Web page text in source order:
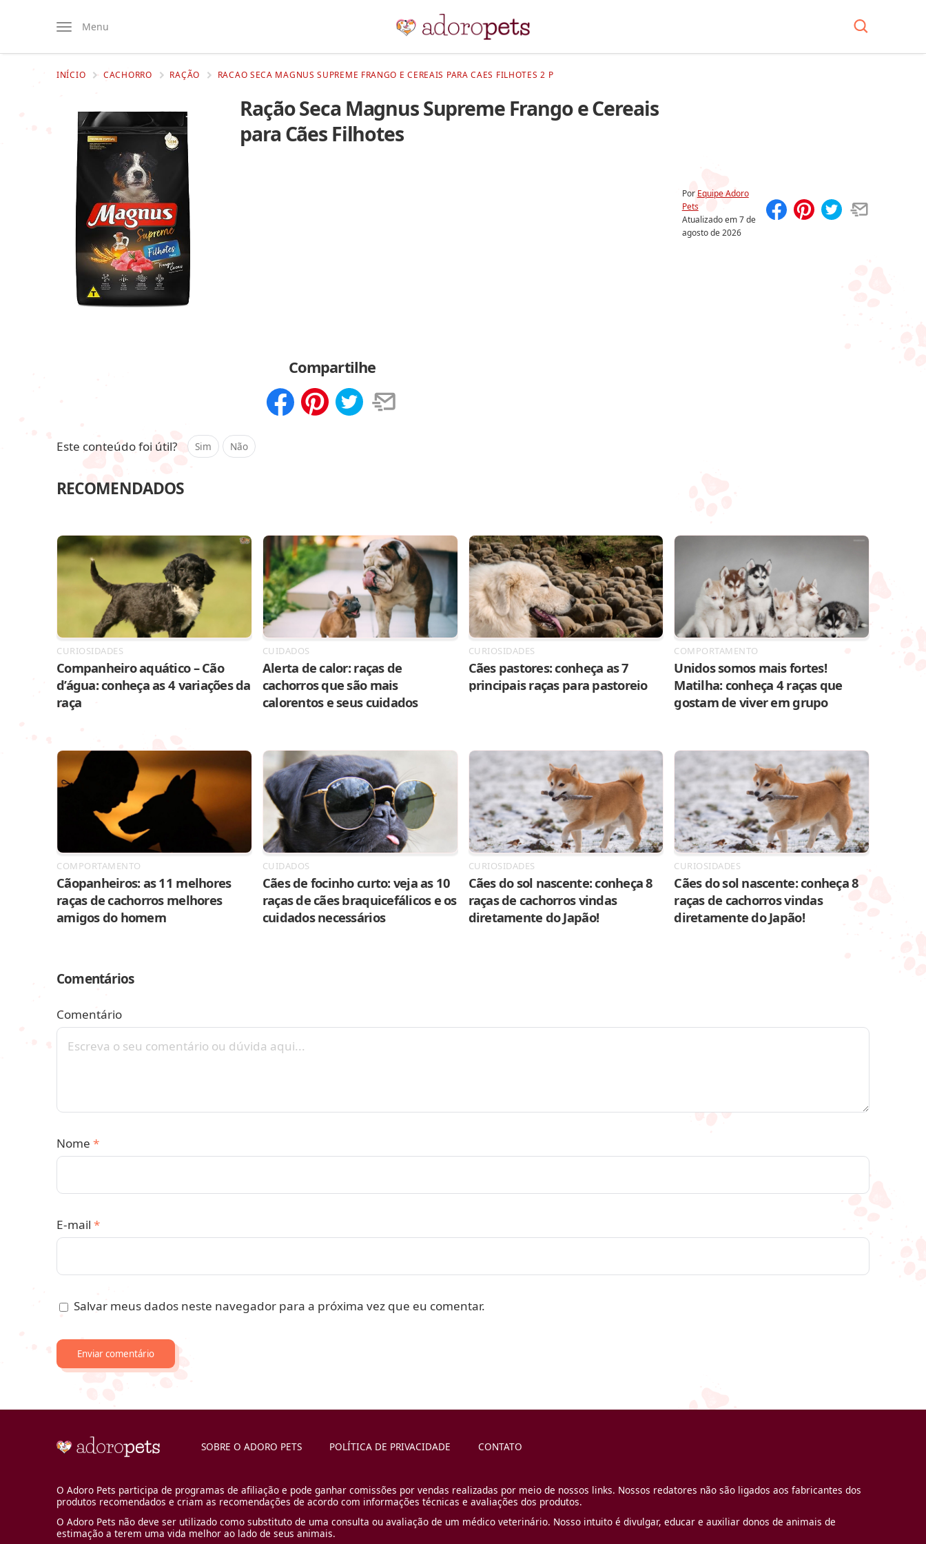
Menu
INÍCIO CACHORRO RAÇÃO RACAO SECA MAGNUS SUPREME FRANGO E CEREAIS PARA CAES FILHOTES 2 P
Ração Seca Magnus Supreme Frango e Cereais
para Cães Filhotes
Por Equipe Adoro
Pets
Atualizado em7 de
agosto de 2026
Compartilhe
Este conteúdo foi útil? Sim Não
RECOMENDADOS
CURIOSIDADES
Companheiro aquático – Cão
d’água: conheça as 4 variações da
raça
CUIDADOS
Alerta de calor: raças de
cachorros que são mais
calorentos e seus cuidados
CURIOSIDADES
Cães pastores: conheça as 7
principais raças para pastoreio
COMPORTAMENTO
Unidos somos mais fortes!
Matilha: conheça 4 raças que
gostam de viver em grupo
COMPORTAMENTO
Cãopanheiros: as 11 melhores
raças de cachorros melhores
amigos do homem
CUIDADOS
Cães de focinho curto: veja as 10
raças de cães braquicefálicos e os
cuidados necessários
CURIOSIDADES
Cães do sol nascente: conheça 8
raças de cachorros vindas
diretamente do Japão!
CURIOSIDADES
Cães do sol nascente: conheça 8
raças de cachorros vindas
diretamente do Japão!
Comentários
Comentário
Nome *
E-mail *
Salvar meus dados neste navegador para a próxima vez que eu comentar.
SOBRE O ADORO PETS POLÍTICA DE PRIVACIDADE CONTATO
O Adoro Pets participa de programas de afiliação e pode ganhar comissões por vendas realizadas por meio de nossos links. Nossos redatores não são ligados aos fabricantes dos
produtos recomendados e criam as recomendações de acordo com informações técnicas e avaliações dos produtos.
O Adoro Pets não deve ser utilizado como substituto de uma consulta ou avaliação de um médico veterinário. Nosso intuito é divulgar, educar e auxiliar donos de animais de
estimação a terem uma vida melhor ao lado de seus animais.